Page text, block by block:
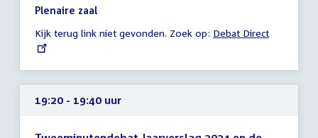
19:00
19:20
uur
Plenaire zaal
Kijk terug link niet gevonden. Zoek op: External
Debat Direct
19:20 - 19:40 uur